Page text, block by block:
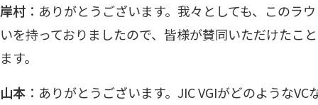
岸村 ：ありがとうございます。我々としても、このラ
いを持っておりましたので、皆様が賛同いただけたこ
ます。
山本 ：ありがとうございます。JIC VGIがどのような